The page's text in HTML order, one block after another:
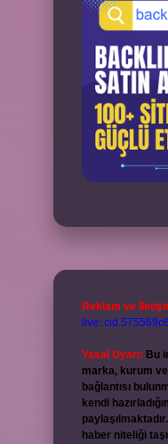
Reklam ve
Yasal Uyarı: Bu
marka, kurum
bağlantısı
kendi
haber niteliği